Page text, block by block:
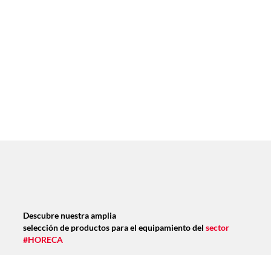
Descubre nuestra amplia
selección de productos para el equipamiento del sector
#HORECA